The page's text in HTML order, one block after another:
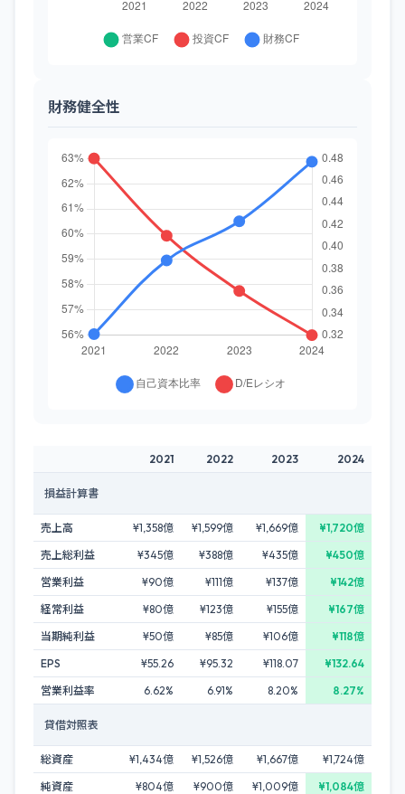
財務健全性
2021 2022 2023 2024
損益計算書
売上高 ¥1,358億 ¥1,599億 ¥1,669億
¥1,720億
売上総利益
¥345億 ¥388億 ¥435億
¥450億
営業利益
¥90億 ¥111億 ¥137億
¥142億
経常利益
¥80億 ¥123億 ¥155億
¥167億
当期純利益
¥50億 ¥85億 ¥106億
¥118億
EPS
¥55.26 ¥95.32 ¥118.07
¥132.64
営業利益率
6.62% 6.91% 8.20% 8.27%
貸借対照表
総資産 ¥1,434億 ¥1,526億 ¥1,667億
¥1,724億
純資産
¥804億 ¥900億 ¥1,009億
¥1,084億